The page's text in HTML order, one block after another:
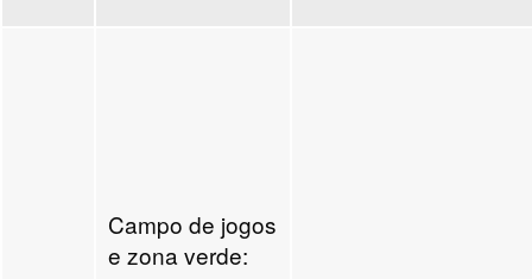
Campo de jogos
e zona verde: